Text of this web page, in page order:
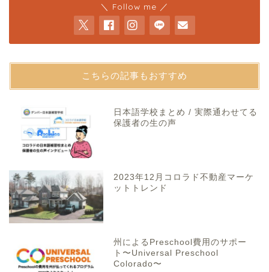
＼ Follow me ／
こちらの記事もおすすめ
日本語学校まとめ / 実際通わせてる
保護者の生の声
2023年12月コロラド不動産マーケ
ットトレンド
州によるPreschool費用のサポー
ト〜Universal Preschool
Colorado〜